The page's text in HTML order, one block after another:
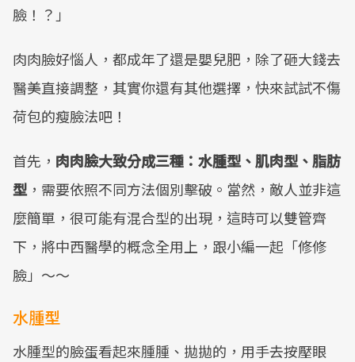
臉！？」
肉肉臉好惱人，都成年了還是嬰兒肥，除了砸大錢去
醫美直接調整，其實你還有其他選擇，快來試試不傷
荷包的瘦臉法吧！
首先， 肉肉臉大致分成三種：水腫型、肌肉型、脂肪
型，需要依照不同方法個別擊破。當然，敵人並非這
麼簡單，很可能有混合型的出現，這時可以雙管齊
下，將中西醫學的概念全用上，跟小編一起「修修
臉」～～
水腫型
水腫型的臉蛋看起來腫腫、拋拋的，用手去按壓眼